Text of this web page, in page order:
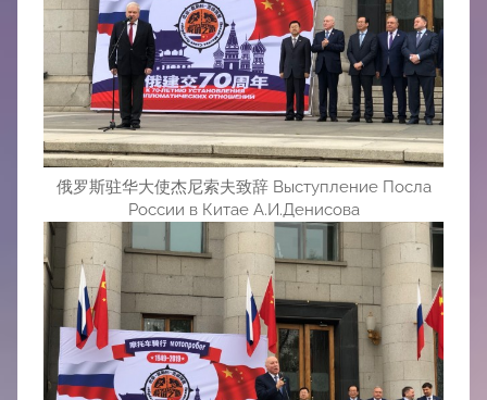
俄罗斯驻华大使杰尼索夫致辞 Выступление Посла
России в Китае А.И.Денисова